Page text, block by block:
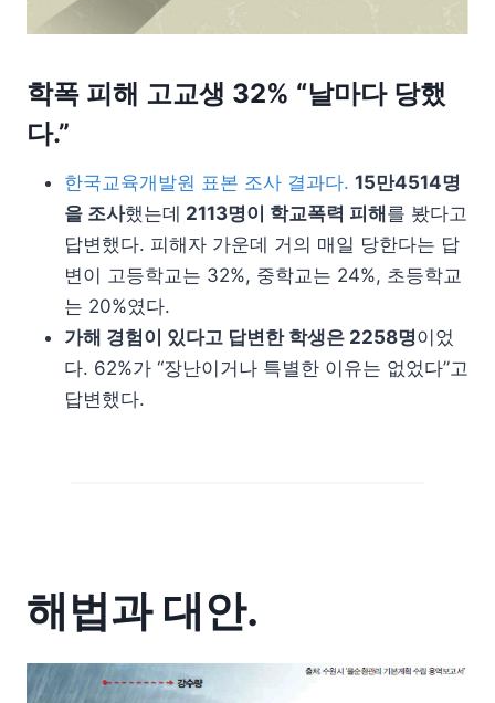
학폭 피해 고교생 32% “날마다 당했
다.”
한국교육개발원 표본 조사 결과다. 15만4514명
을 조사했는데 2113명이 학교폭력 피해 를 봤다고
답변했다. 피해자 가운데 거의 매일 당한다는 답
변이 고등학교는 32%, 중학교는 24%, 초등학교
는 20%였다.
가해 경험이 있다고 답변한 학생은 2258명이었
다. 62%가 “장난이거나 특별한 이유는 없었다”고
답변했다.
해법과 대안.